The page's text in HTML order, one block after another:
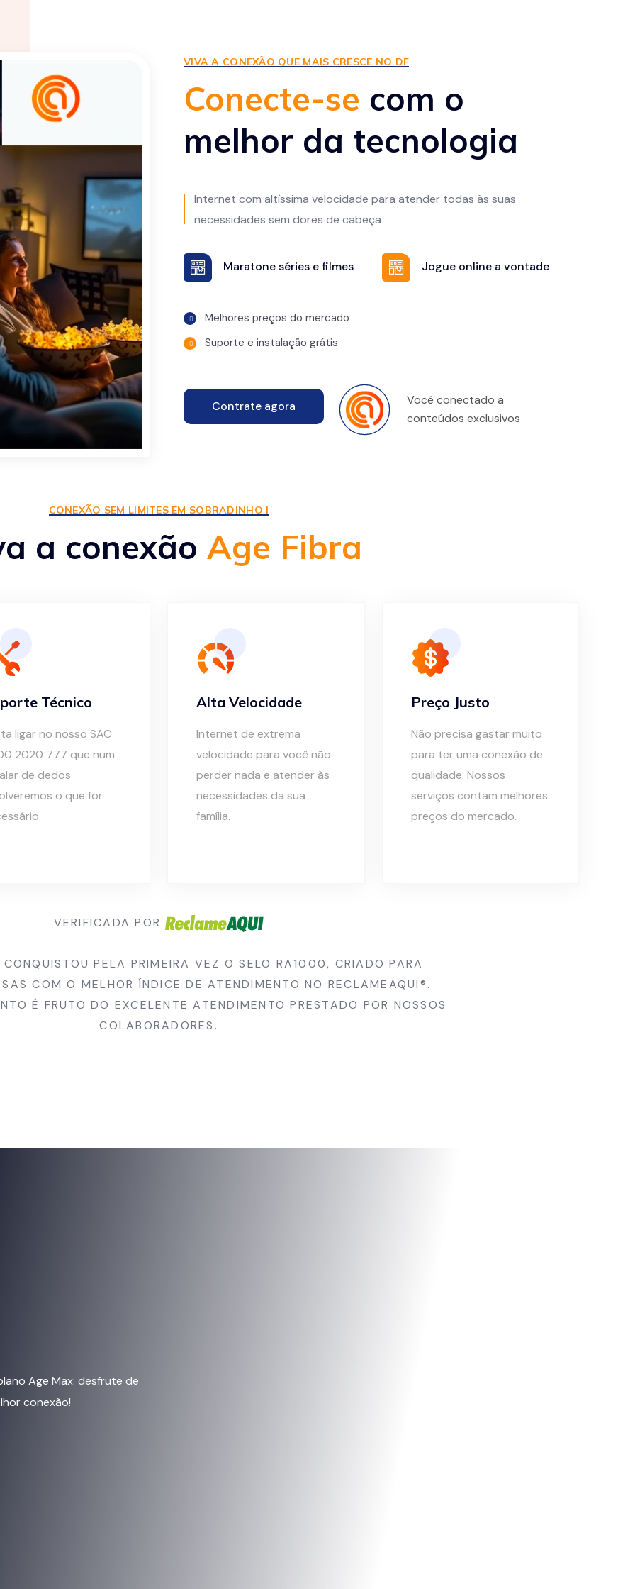
VIVA A CONEXÃO QUE MAIS CRESCE NO DF
Conecte-se com o
melhor da tecnologia
Internet com altíssima velocidade para atender todas às suas
necessidades sem dores de cabeça
Maratone séries e filmes Jogue online a vontade
Melhores preços do mercado
Suporte e instalação grátis
Contrate agora
Você conectado a
conteúdos exclusivos
CONEXÃO SEM LIMITES EM SOBRADINHO I
a conexão Age Fibra
Técnico
ligar no nosso SAC
2020 777 que num
de dedos
o que for
Alta Velocidade
Internet de extrema
velocidade para você não
perder nada e atender às
necessidades da sua
família.
Preço Justo
Não precisa gastar muito
para ter uma conexão de
qualidade. Nossos
serviços contam melhores
preços do mercado.
VERIFICADA POR
PELA PRIMEIRA VEZ O SELO RA1000, CRIADO PARA
COM O MELHOR ÍNDICE DE ATENDIMENTO NO RECLAMEAQUI®.
É FRUTO DO EXCELENTE ATENDIMENTO PRESTADO POR NOSSOS
COLABORADORES.
Age Max: desfrute de
conexão!